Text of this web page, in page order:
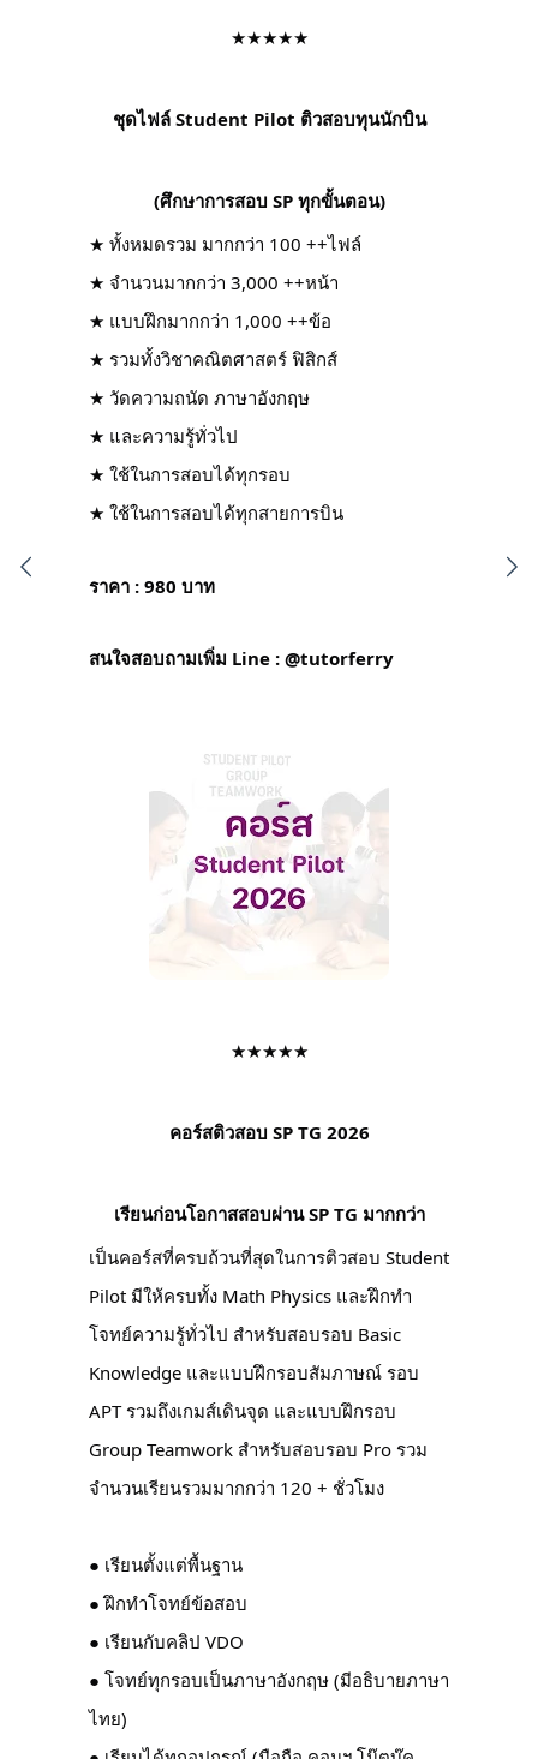
★★★★★
ชุดไฟล์ Student Pilot ติวสอบทุนนักบิน
(ศึกษาการสอบ SP ทุกขั้นตอน)
★ ทั้งหมดรวม มากกว่า 100 ++ไฟล์
★ จำนวนมากกว่า 3,000 ++หน้า
★ แบบฝึกมากกว่า 1,000 ++ข้อ
★ รวมทั้งวิชาคณิตศาสตร์ ฟิสิกส์
★ วัดความถนัด ภาษาอังกฤษ
★ และความรู้ทั่วไป
★ ใช้ในการสอบได้ทุกรอบ
★ ใช้ในการสอบได้ทุกสายการบิน
ราคา : 980 บาท
สนใจสอบถามเพิ่ม Line : @tutorferry
★★★★★
คอร์สติวสอบ SP TG 2026
เรียนก่อนโอกาสสอบผ่าน SP TG มากกว่า
เป็นคอร์สที่ครบถ้วนที่สุดในการติวสอบ Student
Pilot มีให้ครบทั้ง Math Physics และฝึกทำ
โจทย์ความรู้ทั่วไป สำหรับสอบรอบ Basic
Knowledge และแบบฝึกรอบสัมภาษณ์ รอบ
APT รวมถึงเกมส์เดินจุด และแบบฝึกรอบ
Group Teamwork สำหรับสอบรอบ Pro รวม
จำนวนเรียนรวมมากกว่า 120 + ชั่วโมง
● เรียนตั้งแต่พื้นฐาน
● ฝึกทำโจทย์ข้อสอบ
● เรียนกับคลิป VDO
● โจทย์ทุกรอบเป็นภาษาอังกฤษ (มีอธิบายภาษา
ไทย)